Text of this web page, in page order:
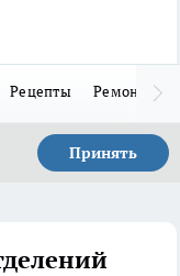
Рецепты Ремонт
Принять